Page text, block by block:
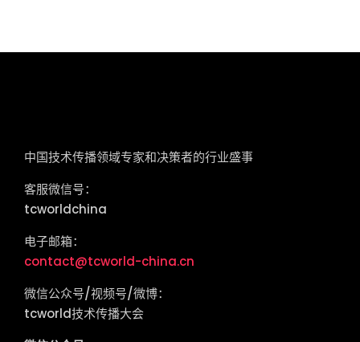
中国技术传播领域专家和决策者的行业盛事
客服微信号：
tcworldchina
电子邮箱：
contact@tcworld-china.cn
微信公众号/视频号/微博：
tcworld技术传播大会